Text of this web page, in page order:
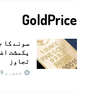
GoldPrice
تجاوز
جنوری 29, 2026